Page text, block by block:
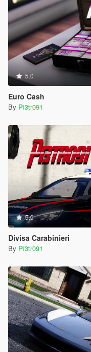
5.0
Euro Cash
By Pi3tr091
5.0
Divisa Carabinieri
By Pi3tr091